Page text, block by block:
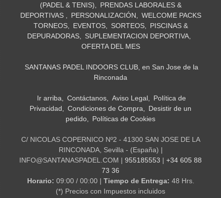
(PADEL & TENIS)
PRENDAS LABORALES &
DEPORTIVAS
PERSONALIZACIÓN
WELCOME PACKS
TORNEOS
EVENTOS SORTEOS
PISCINAS &
DEPURADORAS
SUPLEMENTACION DEPORTIVA
OFERTA DEL MES
SANTANAS PADEL INDOORS CLUB, en San Jose de la
Rinconada
Ir arriba Contáctanos Aviso Legal
Política de
Privacidad
Condiciones de Compra
Desistir de un
pedido
Políticas de Cookies
C/ NICOLAS COPERNICO Nº2 - 41300 SAN JOSE DE LA
RINCONADA, Sevilla - (España) |
INFO@SANTANASPADEL.COM | 955185553 | +34 605 88
73 36
Horario: 09:00 / 00:00 | Tiempo de Entrega: 48 Hrs.
(*) Precios con Impuestos incluidos